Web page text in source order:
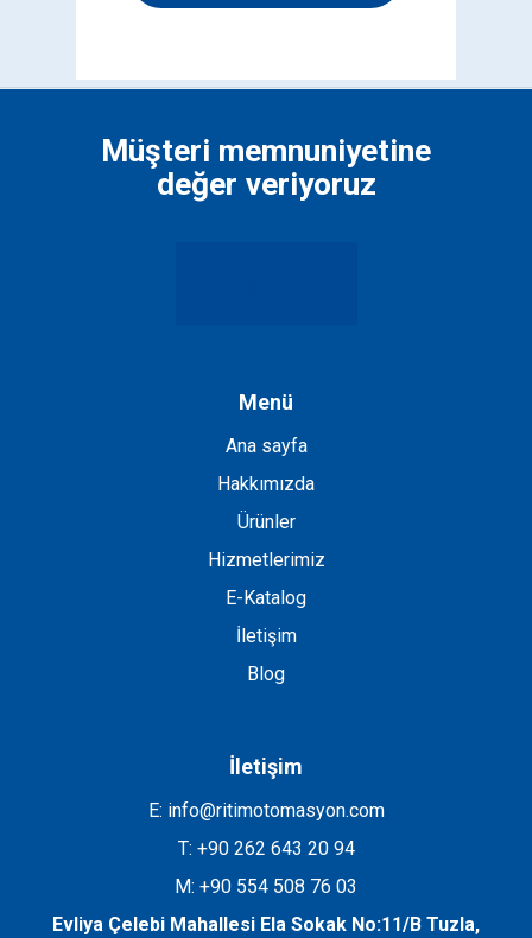
boş
Müşteri memnuniyetine
değer veriyoruz
Menü
Ana sayfa
Hakkımızda
Ürünler
Hizmetlerimiz
E-Katalog
İletişim
Blog
İletişim
E: info@ritimotomasyon.com
T: +90 262 643 20 94
M: +90 554 508 76 03
Evliya Çelebi Mahallesi Ela Sokak No:11/B Tuzla,